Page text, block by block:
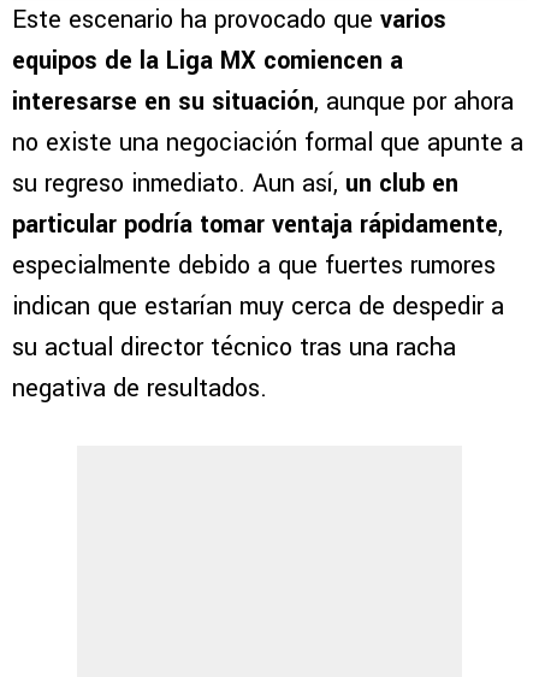
Este escenario ha provocado que varios
equipos de la Liga MX comiencen a
interesarse en su situación, aunque por ahora
no existe una negociación formal que apunte a
su regreso inmediato. Aun así, un club en
particular podría tomar ventaja rápidamente,
especialmente debido a que fuertes rumores
indican que estarían muy cerca de despedir a
su actual director técnico tras una racha
negativa de resultados.